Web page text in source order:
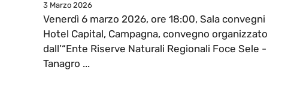
3 Marzo 2026
Venerdì 6 marzo 2026, ore 18:00, Sala convegni
Hotel Capital, Campagna, convegno organizzato
dall’“Ente Riserve Naturali Regionali Foce Sele -
Tanagro ...